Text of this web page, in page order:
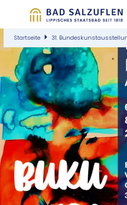
Startseite 31.